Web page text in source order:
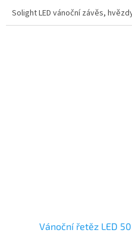
Solight LED vánoční závěs,
Vánoční řetěz LED